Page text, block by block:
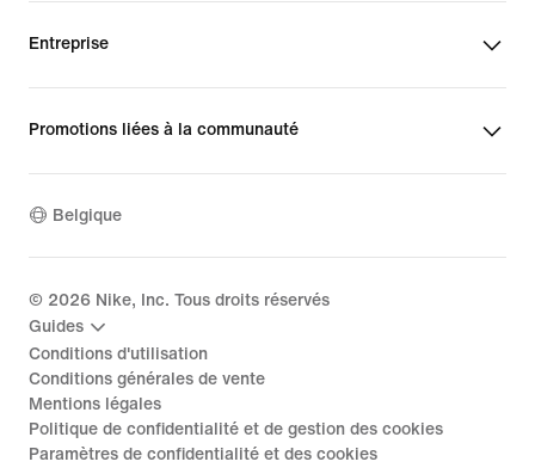
Entreprise
Promotions liées à la communauté
Belgique
© 2026 Nike, Inc. Tous droits réservés
Guides
Conditions d'utilisation
Conditions générales de vente
Mentions légales
Politique de confidentialité et de gestion des cookies
Paramètres de confidentialité et des cookies